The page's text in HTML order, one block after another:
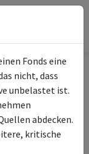
Emerging Mkts
Inc
Fonds eine
nicht, dass
unbelastet ist.
abdecken.
kritische